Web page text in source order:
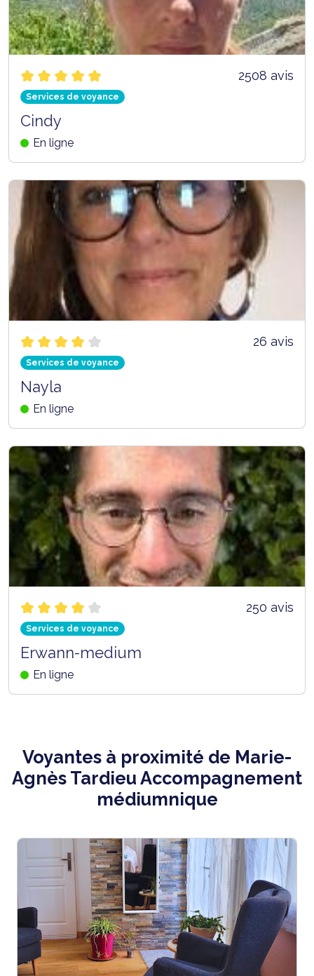
2508 avis
Services de voyance
Cindy
En ligne
26 avis
Services de voyance
Nayla
En ligne
250 avis
Services de voyance
Erwann-medium
En ligne
Voyantes à proximité de Marie-
Agnès Tardieu Accompagnement
médiumnique